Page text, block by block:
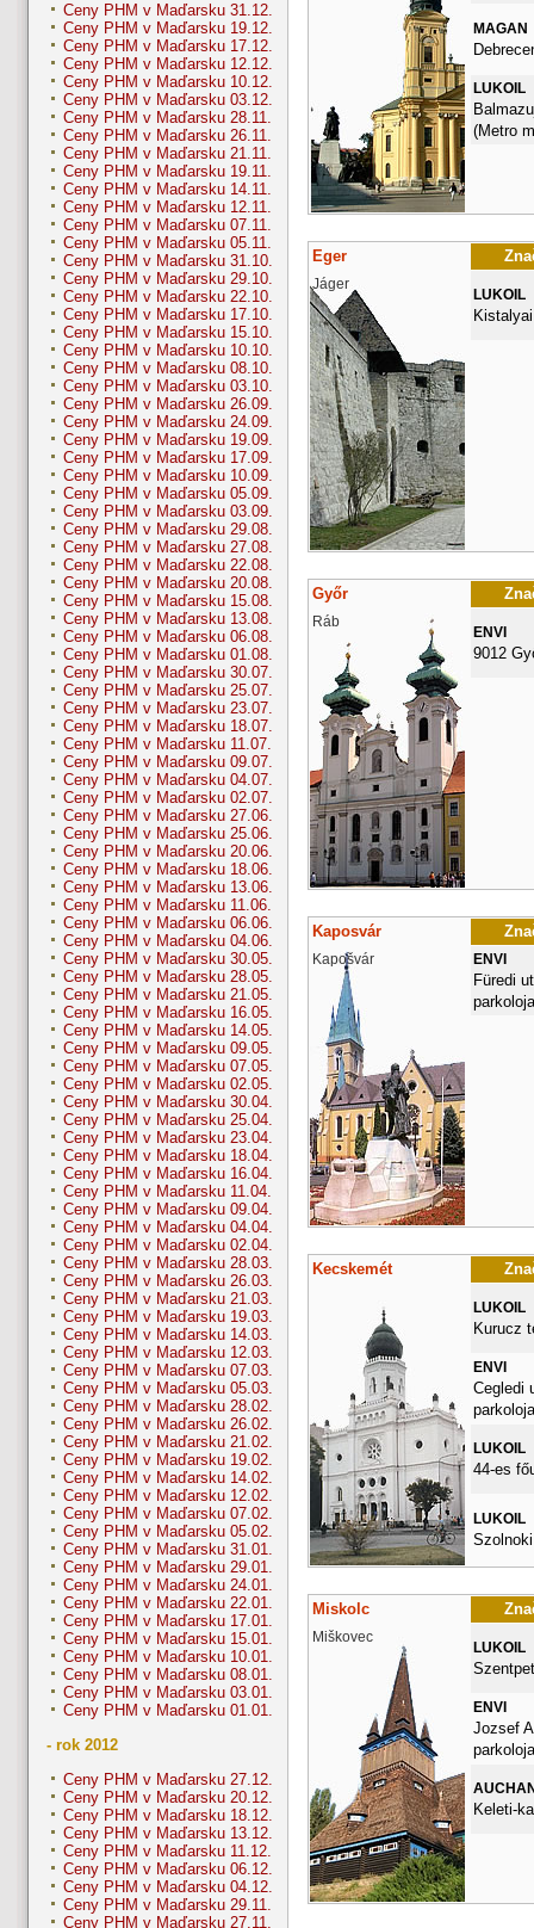
Ceny PHM v Maďarsku 31.12.
Ceny PHM v Maďarsku 19.12.
Ceny PHM v Maďarsku 17.12.
Ceny PHM v Maďarsku 12.12.
Ceny PHM v Maďarsku 10.12.
Ceny PHM v Maďarsku 03.12.
Ceny PHM v Maďarsku 28.11.
Ceny PHM v Maďarsku 26.11.
Ceny PHM v Maďarsku 21.11.
Ceny PHM v Maďarsku 19.11.
Ceny PHM v Maďarsku 14.11.
Ceny PHM v Maďarsku 12.11.
Ceny PHM v Maďarsku 07.11.
Ceny PHM v Maďarsku 05.11.
Ceny PHM v Maďarsku 31.10.
Ceny PHM v Maďarsku 29.10.
Ceny PHM v Maďarsku 22.10.
Ceny PHM v Maďarsku 17.10.
Ceny PHM v Maďarsku 15.10.
Ceny PHM v Maďarsku 10.10.
Ceny PHM v Maďarsku 08.10.
Ceny PHM v Maďarsku 03.10.
Ceny PHM v Maďarsku 26.09.
Ceny PHM v Maďarsku 24.09.
Ceny PHM v Maďarsku 19.09.
Ceny PHM v Maďarsku 17.09.
Ceny PHM v Maďarsku 10.09.
Ceny PHM v Maďarsku 05.09.
Ceny PHM v Maďarsku 03.09.
Ceny PHM v Maďarsku 29.08.
Ceny PHM v Maďarsku 27.08.
Ceny PHM v Maďarsku 22.08.
Ceny PHM v Maďarsku 20.08.
Ceny PHM v Maďarsku 15.08.
Ceny PHM v Maďarsku 13.08.
Ceny PHM v Maďarsku 06.08.
Ceny PHM v Maďarsku 01.08.
Ceny PHM v Maďarsku 30.07.
Ceny PHM v Maďarsku 25.07.
Ceny PHM v Maďarsku 23.07.
Ceny PHM v Maďarsku 18.07.
Ceny PHM v Maďarsku 11.07.
Ceny PHM v Maďarsku 09.07.
Ceny PHM v Maďarsku 04.07.
Ceny PHM v Maďarsku 02.07.
Ceny PHM v Maďarsku 27.06.
Ceny PHM v Maďarsku 25.06.
Ceny PHM v Maďarsku 20.06.
Ceny PHM v Maďarsku 18.06.
Ceny PHM v Maďarsku 13.06.
Ceny PHM v Maďarsku 11.06.
Ceny PHM v Maďarsku 06.06.
Ceny PHM v Maďarsku 04.06.
Ceny PHM v Maďarsku 30.05.
Ceny PHM v Maďarsku 28.05.
Ceny PHM v Maďarsku 21.05.
Ceny PHM v Maďarsku 16.05.
Ceny PHM v Maďarsku 14.05.
Ceny PHM v Maďarsku 09.05.
Ceny PHM v Maďarsku 07.05.
Ceny PHM v Maďarsku 02.05.
Ceny PHM v Maďarsku 30.04.
Ceny PHM v Maďarsku 25.04.
Ceny PHM v Maďarsku 23.04.
Ceny PHM v Maďarsku 18.04.
Ceny PHM v Maďarsku 16.04.
Ceny PHM v Maďarsku 11.04.
Ceny PHM v Maďarsku 09.04.
Ceny PHM v Maďarsku 04.04.
Ceny PHM v Maďarsku 02.04.
Ceny PHM v Maďarsku 28.03.
Ceny PHM v Maďarsku 26.03.
Ceny PHM v Maďarsku 21.03.
Ceny PHM v Maďarsku 19.03.
Ceny PHM v Maďarsku 14.03.
Ceny PHM v Maďarsku 12.03.
Ceny PHM v Maďarsku 07.03.
Ceny PHM v Maďarsku 05.03.
Ceny PHM v Maďarsku 28.02.
Ceny PHM v Maďarsku 26.02.
Ceny PHM v Maďarsku 21.02.
Ceny PHM v Maďarsku 19.02.
Ceny PHM v Maďarsku 14.02.
Ceny PHM v Maďarsku 12.02.
Ceny PHM v Maďarsku 07.02.
Ceny PHM v Maďarsku 05.02.
Ceny PHM v Maďarsku 31.01.
Ceny PHM v Maďarsku 29.01.
Ceny PHM v Maďarsku 24.01.
Ceny PHM v Maďarsku 22.01.
Ceny PHM v Maďarsku 17.01.
Ceny PHM v Maďarsku 15.01.
Ceny PHM v Maďarsku 10.01.
Ceny PHM v Maďarsku 08.01.
Ceny PHM v Maďarsku 03.01.
Ceny PHM v Maďarsku 01.01.
- rok 2012
Ceny PHM v Maďarsku 27.12.
Ceny PHM v Maďarsku 20.12.
Ceny PHM v Maďarsku 18.12.
Ceny PHM v Maďarsku 13.12.
Ceny PHM v Maďarsku 11.12.
Ceny PHM v Maďarsku 06.12.
Ceny PHM v Maďarsku 04.12.
Ceny PHM v Maďarsku 29.11.
Ceny PHM v Maďarsku 27.11.
MAGAN
LUKOIL
(Metro
Eger
Jáger
LUKOIL
Győr
Ráb
ENVI
9012
Kaposvár
Kapošvár ENVI
Füredi
Kecskemét
LUKOIL
Kurucz
ENVI
Cegledi
LUKOIL
44-es
LUKOIL
Miskolc
Miškovec
LUKOIL
ENVI
Jozsef
Keleti-